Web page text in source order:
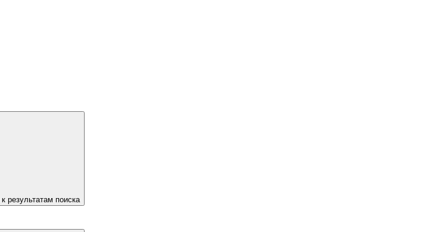
результатам поиска